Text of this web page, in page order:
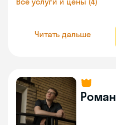
Читать дальше
Роман